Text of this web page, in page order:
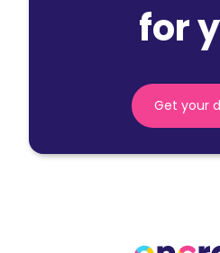
for
Get your